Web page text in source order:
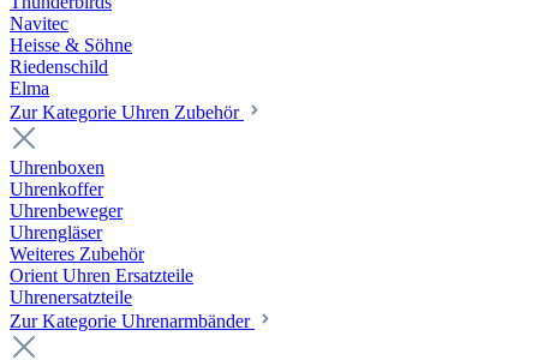
Navitec
Heisse & Söhne
Riedenschild
Elma
Zur Kategorie Uhren Zubehör
Uhrenboxen
Uhrenkoffer
Uhrenbeweger
Uhrengläser
Weiteres Zubehör
Orient Uhren Ersatzteile
Uhrenersatzteile
Zur Kategorie Uhrenarmbänder